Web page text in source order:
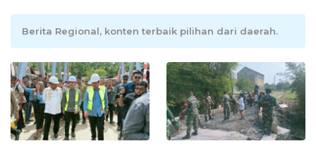
Berita Regional, konten terbaik pilihan dari daerah.